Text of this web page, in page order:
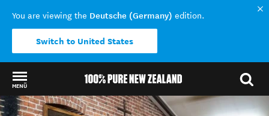
You are viewing the Deutsche (Germany) edition.
Switch to United States
MENÜ
Back to my results